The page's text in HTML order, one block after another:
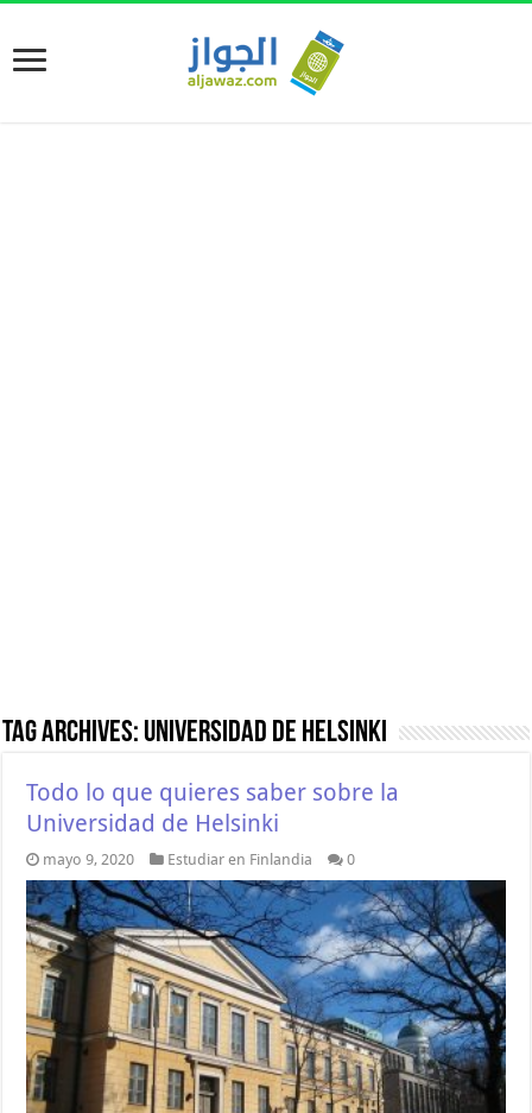
Tag Archives: Universidad de Helsinki
Todo lo que quieres saber sobre la
Universidad de Helsinki
mayo 9, 2020 Estudiar en Finlandia 0